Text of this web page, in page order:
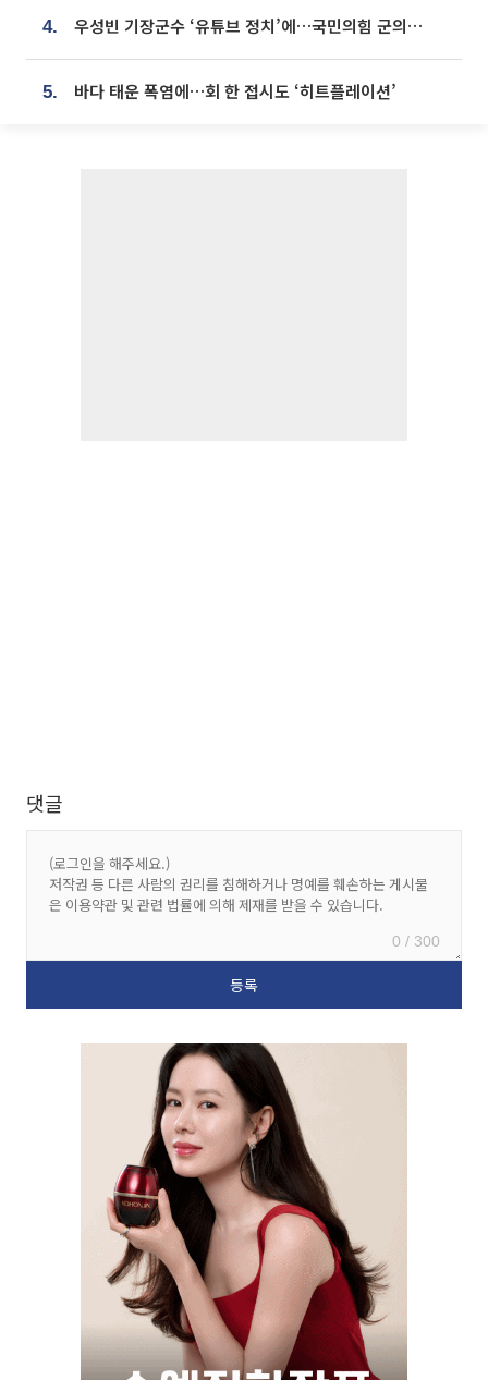
4. 우성빈 기장군수 ‘유튜브 정치’에…국민의힘 군의원들 집단 반발
5. 바다 태운 폭염에…회 한 접시도 ‘히트플레이션’
댓글
0 / 300